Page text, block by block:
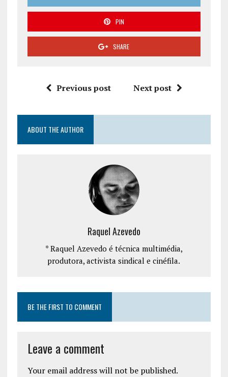
PIN
SHARE
Previous post Next post
ABOUT THE AUTHOR
Raquel Azevedo
* Raquel Azevedo é técnica multimédia,
produtora, activista sindical e cinéfila.
BE THE FIRST TO COMMENT
Leave a comment
Your email address will not be published.